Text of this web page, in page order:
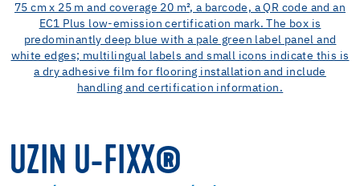
UZIN U-FIXX®